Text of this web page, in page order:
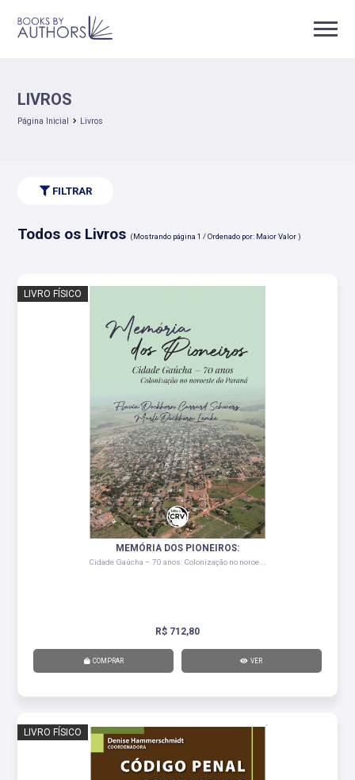
LIVROS
Página Inicial Livros
FILTRAR
Todos os Livros (Mostrando página 1 / Ordenado por: Maior Valor )
LIVRO FÍSICO
MEMÓRIA DOS PIONEIROS:
Cidade Gaúcha – 70 anos: Colonização no noroe...
R$ 712,80
COMPRAR VER
LIVRO FÍSICO